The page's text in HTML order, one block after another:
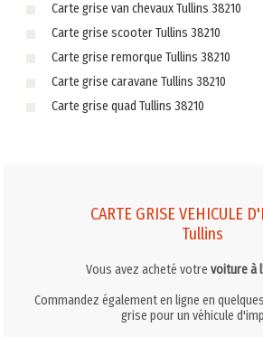
Carte grise van chevaux Tullins 38210
Carte grise scooter Tullins 38210
Carte grise remorque Tullins 38210
Carte grise caravane Tullins 38210
Carte grise quad Tullins 38210
CARTE GRISE VEHICULE
Tullins
Vous avez acheté votrevoiture à
Commandez également en ligne en
grise pour un véhicule